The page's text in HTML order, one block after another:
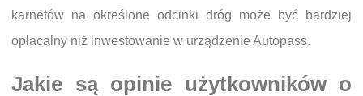
karnetów na określone odcinki dróg może być bardziej
opłacalny niż inwestowanie w urządzenie Autopass.
Jakie są opinie użytkowników o